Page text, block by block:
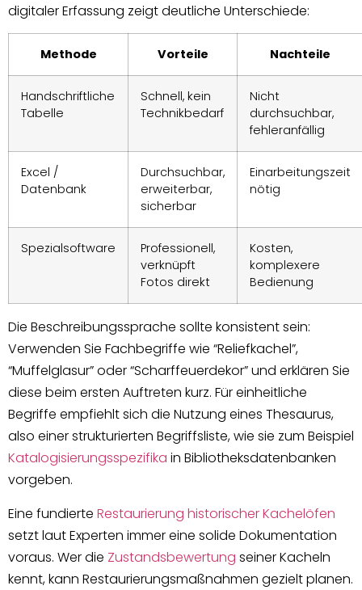
digitaler Erfassung zeigt deutliche Unterschiede:
Methode Vorteile Nachteile
Handschriftliche
Tabelle
Schnell, kein
Technikbedarf
Nicht
durchsuchbar,
fehleranfällig
Excel /
Datenbank
Durchsuchbar,
erweiterbar,
sicherbar
Einarbeitungszeit
nötig
Spezialsoftware
Professionell,
verknüpft
Fotos direkt
Kosten,
komplexere
Bedienung
Die Beschreibungssprache sollte konsistent sein:
Verwenden Sie Fachbegriffe wie “Reliefkachel”,
“Muffelglasur” oder “Scharffeuerdekor” und erklären Sie
diese beim ersten Auftreten kurz. Für einheitliche
Begriffe empfiehlt sich die Nutzung eines Thesaurus,
also einer strukturierten Begriffsliste, wie sie zum Beispiel
Katalogisierungsspezifika in Bibliotheksdatenbanken
vorgeben.
Eine fundierte Restaurierung historischer Kachelöfen
setzt laut Experten immer eine solide Dokumentation
voraus. Wer die Zustandsbewertung seiner Kacheln
kennt, kann Restaurierungsmaßnahmen gezielt planen.